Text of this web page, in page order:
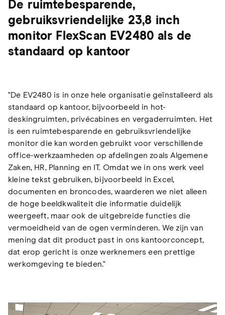
De ruimtebesparende,
gebruiksvriendelijke 23,8 inch
monitor FlexScan EV2480 als de
standaard op kantoor
"De EV2480 is in onze hele organisatie geïnstalleerd als
standaard op kantoor, bijvoorbeeld in hot-
deskingruimten, privécabines en vergaderruimten. Het
is een ruimtebesparende en gebruiksvriendelijke
monitor die kan worden gebruikt voor verschillende
office-werkzaamheden op afdelingen zoals Algemene
Zaken, HR, Planning en IT. Omdat we in ons werk veel
kleine tekst gebruiken, bijvoorbeeld in Excel,
documenten en broncodes, waarderen we niet alleen
de hoge beeldkwaliteit die informatie duidelijk
weergeeft, maar ook de uitgebreide functies die
vermoeidheid van de ogen verminderen. We zijn van
mening dat dit product past in ons kantoorconcept,
dat erop gericht is onze werknemers een prettige
werkomgeving te bieden."